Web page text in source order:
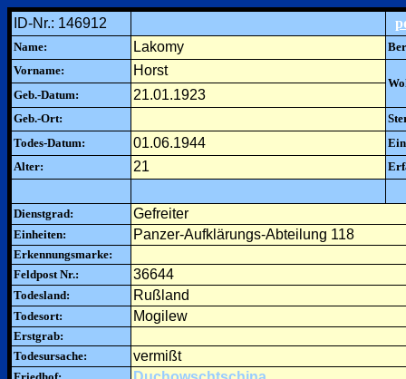
ID-Nr.: 146912
Name: Lakomy
Vorname:
Horst
Geb.-Datum:
21.01.1923
Geb.-Ort:
Todes-Datum:
01.06.1944
Alter:
21
Dienstgrad: Gefreiter
Einheiten: Panzer-Aufklärungs-Abteilung 118
Erkennungsmarke:
Feldpost Nr.:
36644
Todesland: Rußland
Todesort: Mogilew
Erstgrab:
Todesursache:
vermißt